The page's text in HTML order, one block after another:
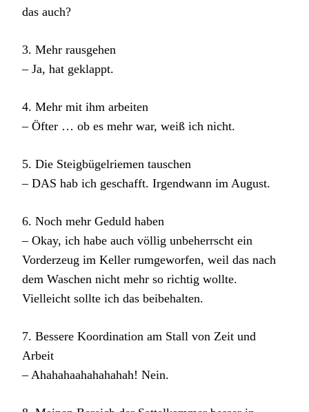
das auch?
3. Mehr rausgehen
– Ja, hat geklappt.
4. Mehr mit ihm arbeiten
– Öfter … ob es mehr war, weiß ich nicht.
5. Die Steigbügelriemen tauschen
– DAS hab ich geschafft. Irgendwann im August.
6. Noch mehr Geduld haben
– Okay, ich habe auch völlig unbeherrscht ein
Vorderzeug im Keller rumgeworfen, weil das nach
dem Waschen nicht mehr so richtig wollte.
Vielleicht sollte ich das beibehalten.
7. Bessere Koordination am Stall von Zeit und
Arbeit
– Ahahahaahahahahah! Nein.